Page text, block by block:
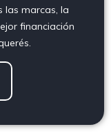
las marcas, la
financiación